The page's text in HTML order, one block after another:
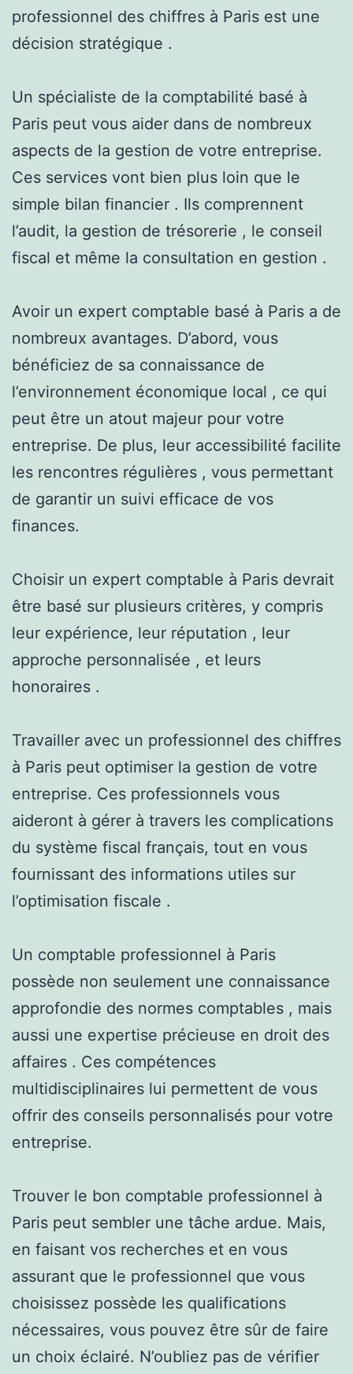
professionnel des chiffres à Paris est une
décision stratégique .
Un spécialiste de la comptabilité basé à
Paris peut vous aider dans de nombreux
aspects de la gestion de votre entreprise.
Ces services vont bien plus loin que le
simple bilan financier . Ils comprennent
l’audit, la gestion de trésorerie , le conseil
fiscal et même la consultation en gestion .
Avoir un expert comptable basé à Paris a de
nombreux avantages. D’abord, vous
bénéficiez de sa connaissance de
l’environnement économique local , ce qui
peut être un atout majeur pour votre
entreprise. De plus, leur accessibilité facilite
les rencontres régulières , vous permettant
de garantir un suivi efficace de vos
finances.
Choisir un expert comptable à Paris devrait
être basé sur plusieurs critères, y compris
leur expérience, leur réputation , leur
approche personnalisée , et leurs
honoraires .
Travailler avec un professionnel des chiffres
à Paris peut optimiser la gestion de votre
entreprise. Ces professionnels vous
aideront à gérer à travers les complications
du système fiscal français, tout en vous
fournissant des informations utiles sur
l’optimisation fiscale .
Un comptable professionnel à Paris
possède non seulement une connaissance
approfondie des normes comptables , mais
aussi une expertise précieuse en droit des
affaires . Ces compétences
multidisciplinaires lui permettent de vous
offrir des conseils personnalisés pour votre
entreprise.
Trouver le bon comptable professionnel à
Paris peut sembler une tâche ardue. Mais,
en faisant vos recherches et en vous
assurant que le professionnel que vous
choisissez possède les qualifications
nécessaires, vous pouvez être sûr de faire
un choix éclairé. N’oubliez pas de vérifier